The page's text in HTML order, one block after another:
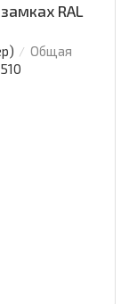
RAL
Общая
510